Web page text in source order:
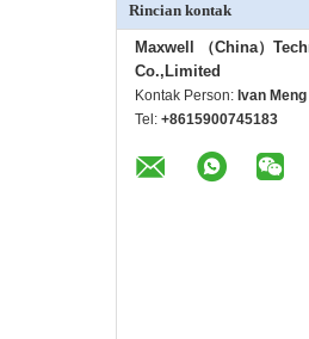
Rincian kontak
Maxwell （China）
Co.,Limited
Kontak Person: Ivan Meng
Tel: +8615900745183